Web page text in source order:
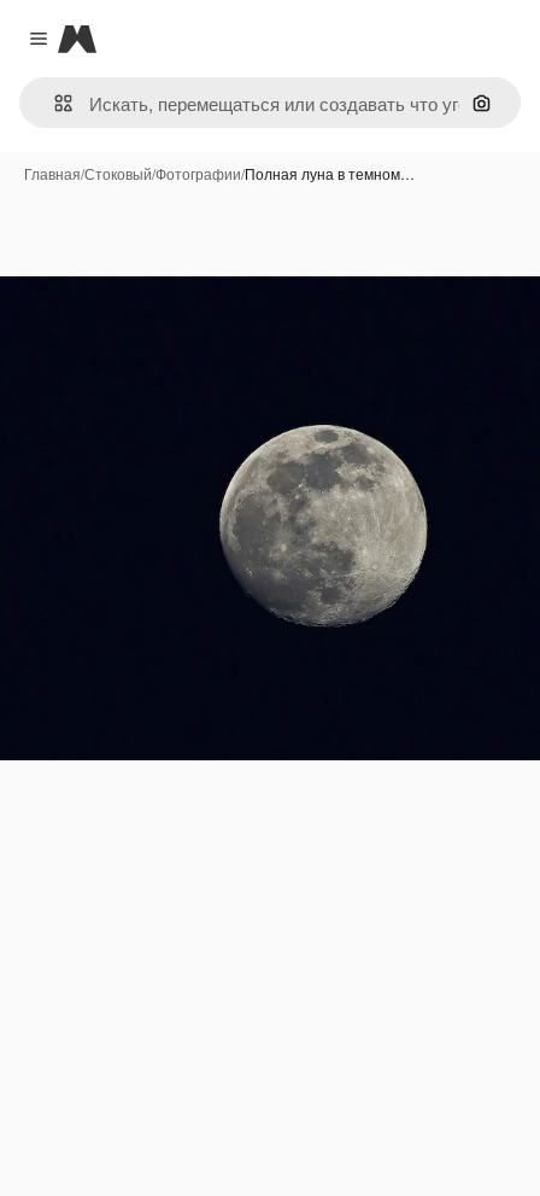
Close menu
Magnific
Поиск
Главная/Стоковый/Фотографии/Полная луна в темном…